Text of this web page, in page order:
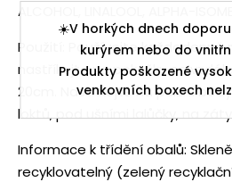
☀️V horkých dnech
kurýrem nebo do
Produkty poškozené
venkovních boxech
ALCOHOL, LINALOOL, ALPHA-
Použití: Používejte každodenně
nastříkejte na pokožku ze
20cm. Nastříkejte na pulzní
loktů, pod ušními lalůčky, na
Informace k třídění obalů:
recyklovatelný (zelený